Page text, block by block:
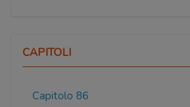
CAPITOLI
Capitolo 86